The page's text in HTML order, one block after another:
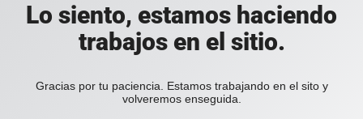
Lo siento, estamos haciendo
trabajos en el sitio.
Gracias por tu paciencia. Estamos trabajando en el sito y
volveremos enseguida.